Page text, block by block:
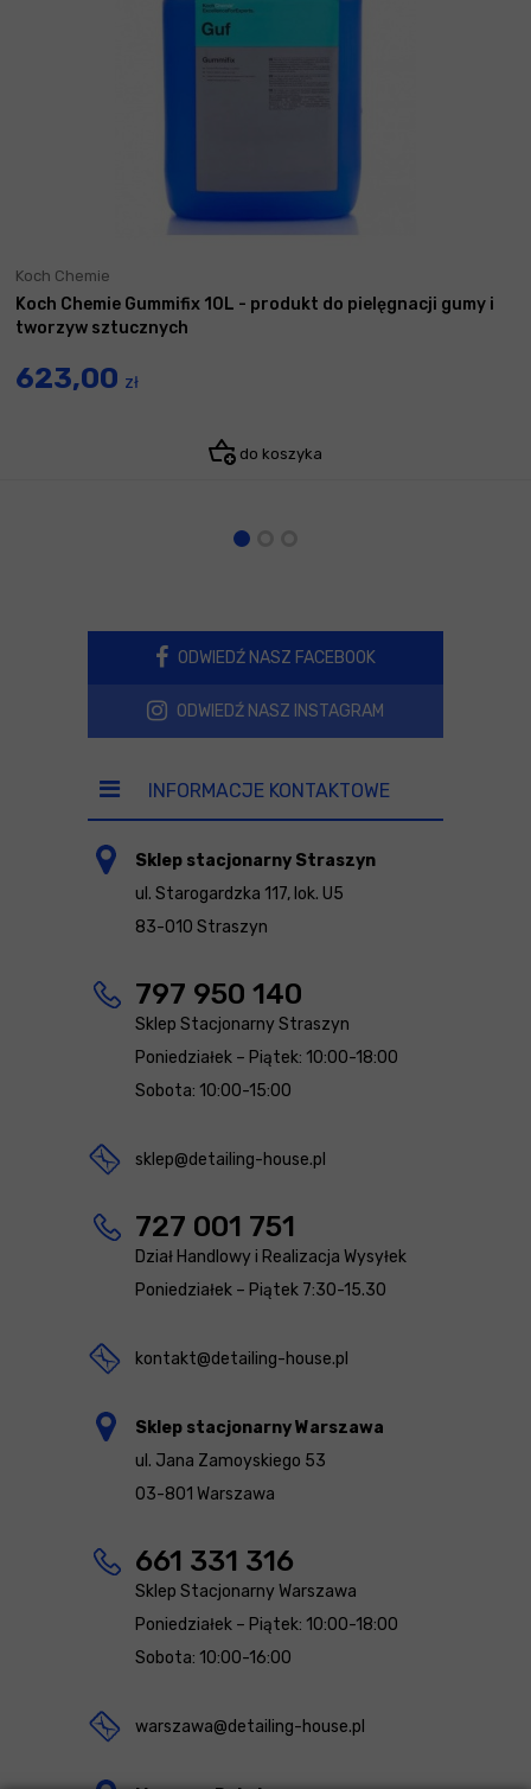
Koch Chemie
Koch Chemie Gummifix 10L - produkt do pielęgnacji gumy i
tworzyw sztucznych
623,00 zł
do koszyka
ODWIEDŹ NASZ FACEBOOK
ODWIEDŹ NASZ INSTAGRAM
INFORMACJE KONTAKTOWE
Sklep stacjonarny Straszyn
ul. Starogardzka 117, lok. U5
83-010 Straszyn
797 950 140
Sklep Stacjonarny Straszyn
Poniedziałek – Piątek: 10:00-18:00
Sobota: 10:00-15:00
sklep@detailing-house.pl
727 001 751
Dział Handlowy i Realizacja Wysyłek
Poniedziałek – Piątek 7:30-15.30
kontakt@detailing-house.pl
Sklep stacjonarny Warszawa
ul. Jana Zamoyskiego 53
03-801 Warszawa
661 331 316
Sklep Stacjonarny Warszawa
Poniedziałek – Piątek: 10:00-18:00
Sobota: 10:00-16:00
warszawa@detailing-house.pl